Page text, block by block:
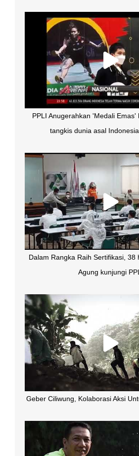
PPLI Anugerahkan 'Medali Emas'
tangkis dunia asal
Dalam Rangka Raih Sertifikasi, 38
Agung kunjungi
Geber Ciliwung, Kolaborasi Aksi